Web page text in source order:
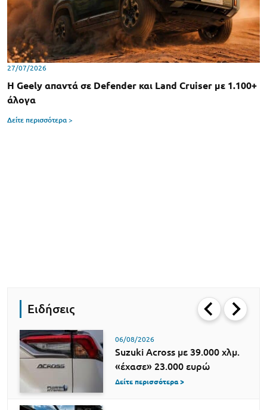
27/07/2026
Η Geely απαντά σε Defender και Land Cruiser με 1.100+
άλογα
Δείτε περισσότερα >
Ειδήσεις
06/08/2026
Suzuki Across με 39.000 χλμ.
«έχασε» 23.000 ευρώ
Δείτε περισσότερα >